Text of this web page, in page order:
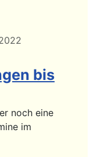
bis
noch eine
im